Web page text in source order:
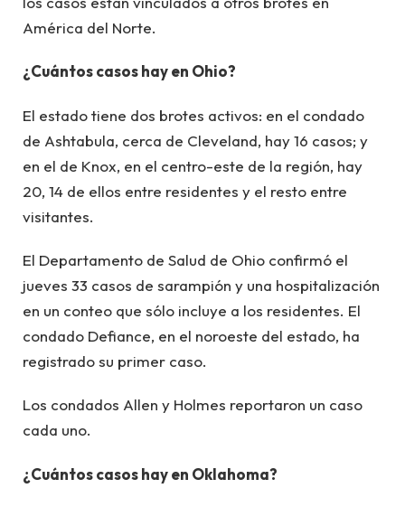
América del Norte.
¿Cuántos casos hay en Ohio?
El estado tiene dos brotes activos: en el condado
de Ashtabula, cerca de Cleveland, hay 16 casos; y
en el de Knox, en el centro-este de la región, hay
20, 14 de ellos entre residentes y el resto entre
visitantes.
El Departamento de Salud de Ohio confirmó el
jueves 33 casos de sarampión y una hospitalización
en un conteo que sólo incluye a los residentes. El
condado Defiance, en el noroeste del estado, ha
registrado su primer caso.
Los condados Allen y Holmes reportaron un caso
cada uno.
¿Cuántos casos hay en Oklahoma?